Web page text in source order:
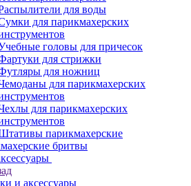
для воды
для парикмахерских
головы для причесок
для стрижки
для ножниц
для парикмахерских
для парикмахерских
парикмахерские
бритвы
и аксессуары